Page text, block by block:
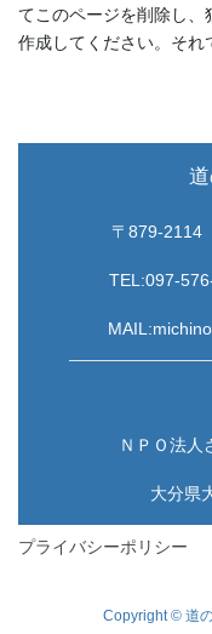
てこのページを削除し
作成してください。それ
〒879-2114
TEL:097-
ＮＰＯ法人
大分県
プライバシーポリシー
Copyright © 道